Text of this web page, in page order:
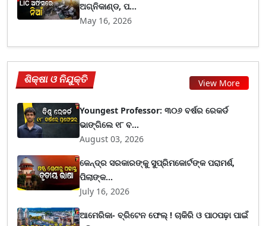
ଅଗ୍ନିକାଣ୍ଡ, ପ...
May 16, 2026
ଶିକ୍ଷା ଓ ନିଯୁକ୍ତି View More
Youngest Professor: ୩୦୬ ବର୍ଷର ରେକର୍ଡ
ଭାଙ୍ଗିଲେ ୧୮ ବ...
August 03, 2026
କେନ୍ଦ୍ର ସରକାରଙ୍କୁ ସୁପ୍ରିମକୋର୍ଟଙ୍କ ପରାମର୍ଶ,
ପିଲାଙ୍କ...
July 16, 2026
ଆମେରିକା- ବ୍ରିଟେନ ଫେଲ୍ ! ଚାକିରି ଓ ପାଠପଢ଼ା ପାଇଁ